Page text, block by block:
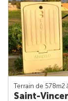
Terrain de 578m2
Saint-